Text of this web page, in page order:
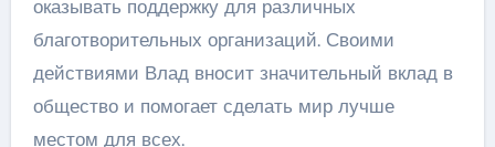
оказывать поддержку для различных
благотворительных организаций. Своими
действиями Влад вносит значительный вклад в
общество и помогает сделать мир лучше
местом для всех.